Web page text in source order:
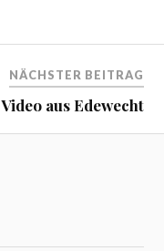
NÄCHSTER BEITRAG
Video aus Edewecht